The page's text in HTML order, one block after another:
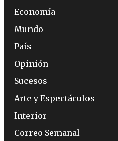
Economía
Mundo
País
Opinión
Sucesos
Arte y Espectáculos
Interior
Correo Semanal